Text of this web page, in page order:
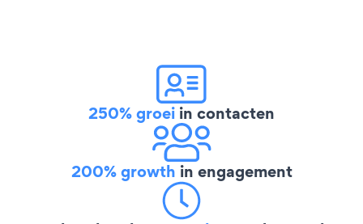
250% groei in contacten
200% growth in engagement